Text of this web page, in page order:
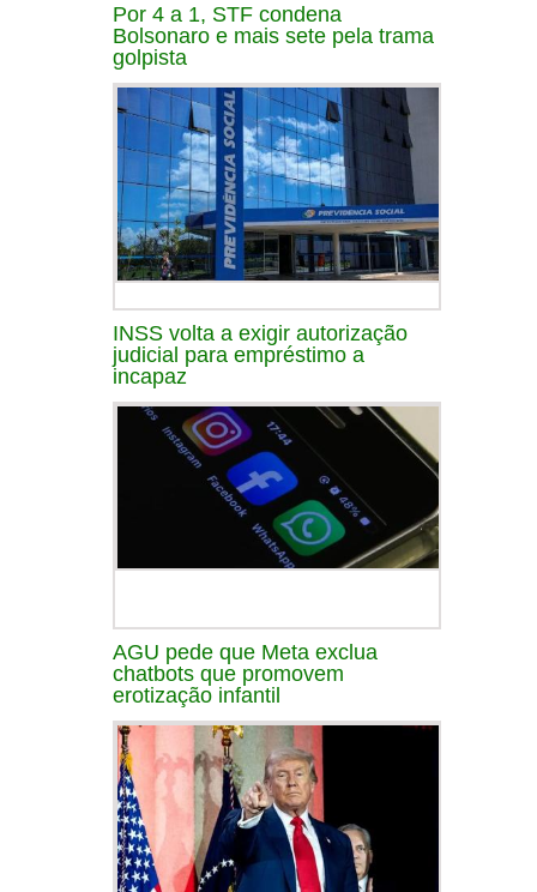
Por 4 a 1, STF condena
Bolsonaro e mais sete pela trama
golpista
INSS volta a exigir autorização
judicial para empréstimo a
incapaz
AGU pede que Meta exclua
chatbots que promovem
erotização infantil